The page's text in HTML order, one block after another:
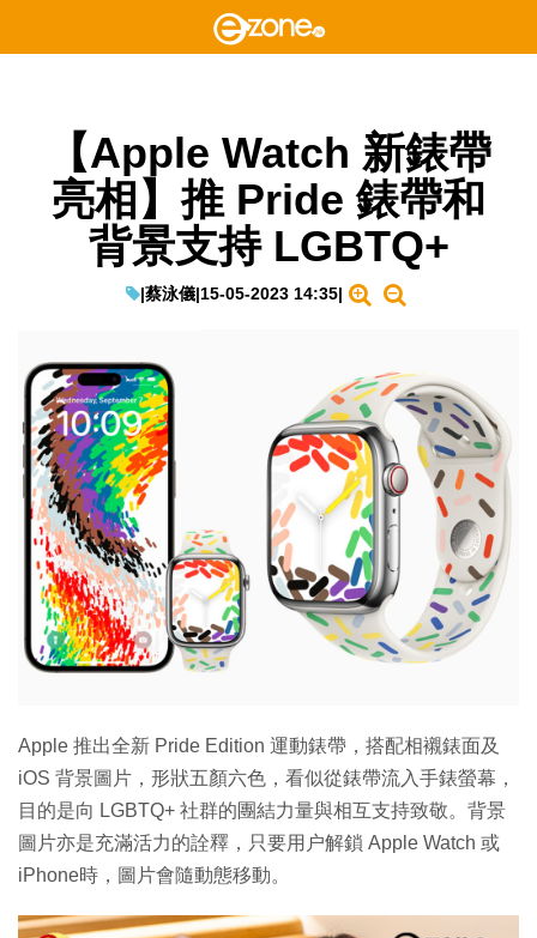
【Apple Watch 新錶帶
亮相】推 Pride 錶帶和
背景支持 LGBTQ+
|蔡泳儀|15-05-2023 14:35|
Apple 推出全新 Pride Edition 運動錶帶，搭配相襯錶面及
iOS 背景圖片，形狀五顏六色，看似從錶帶流入手錶螢幕，
目的是向 LGBTQ+ 社群的團結力量與相互支持致敬。背景
圖片亦是充滿活力的詮釋，只要用户解鎖 Apple Watch 或
iPhone時，圖片會隨動態移動。